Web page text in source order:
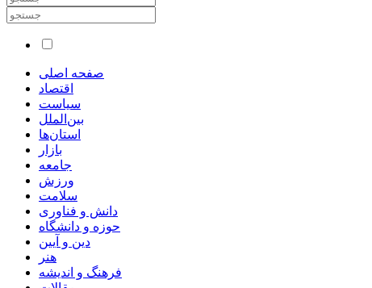
صفحه اصلی
اقتصاد
سیاست
بین‌الملل
استان‌ها
بازار
جامعه
ورزش
سلامت
دانش و فناوری
حوزه و دانشگاه
دین و آیین
هنر
فرهنگ و اندیشه